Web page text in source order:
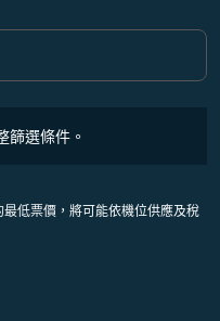
篩選條件。
低票價，將可能依機位供應及稅